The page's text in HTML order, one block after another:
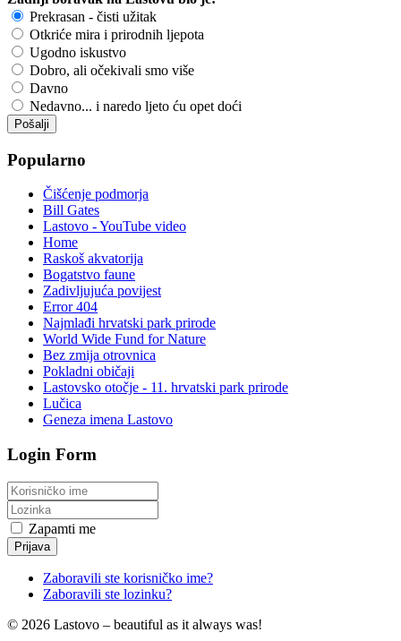
Prekrasan - čisti užitak
Otkriće mira i prirodnih ljepota
Ugodno iskustvo
Dobro, ali očekivali smo više
Davno
Nedavno... i naredo ljeto ću opet doći
Popularno
Čišćenje podmorja
Bill Gates
Lastovo - YouTube video
Home
Raskoš akvatorija
Bogatstvo faune
Zadivljujuća povijest
Error 404
Najmlađi hrvatski park prirode
World Wide Fund for Nature
Bez zmija otrovnica
Pokladni običaji
Lastovsko otočje - 11. hrvatski park prirode
Lučica
Geneza imena Lastovo
Login Form
Zapamti me
Prijava
Zaboravili ste korisničko ime?
Zaboravili ste lozinku?
© 2026 Lastovo – beautiful as it always was!